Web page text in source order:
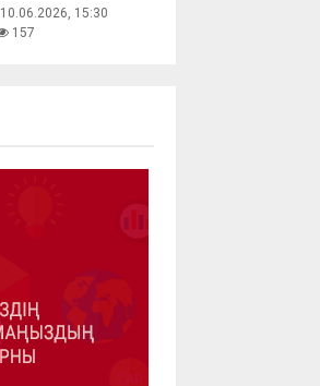
10.06.2026, 15:30
157